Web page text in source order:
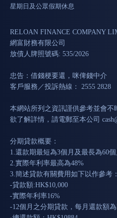
星期日及公眾假期休息
RELOAN FINANCE COMPANY
網富財務有限公司
放債人牌照號碼: 535/2026
忠告：借錢梗要還，咪俾錢中介
客戶服務／投訴熱線： 2555 2828
本網站所列之資訊謹供參考並會不
欲了解詳情，請電郵至本公司
分期貸款概要：
1.還款期最短為3個月及最長為60個
2.實際年利率最高為48%
3.簡述貸款有關費用如下以作參考：
-貸款額:HK$10,000
-實際年利率16%
-12個月之分期貸款，每月還款額